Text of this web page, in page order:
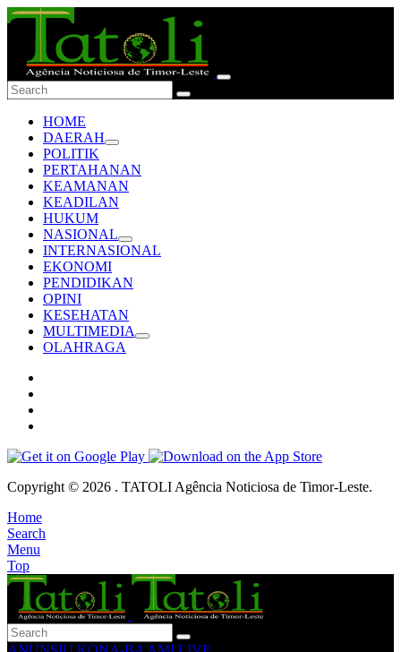
HOME
DAERAH
POLITIK
PERTAHANAN
KEAMANAN
KEADILAN
HUKUM
NASIONAL
INTERNASIONAL
EKONOMI
PENDIDIKAN
OPINI
KESEHATAN
MULTIMEDIA
OLAHRAGA
Copyright © 2026 . TATOLI Agência Noticiosa de Timor-Leste.
Home
Search
Menu
Top